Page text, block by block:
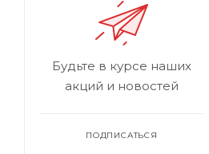
Будьте в курсе наших
акций и новостей
ПОДПИСАТЬСЯ